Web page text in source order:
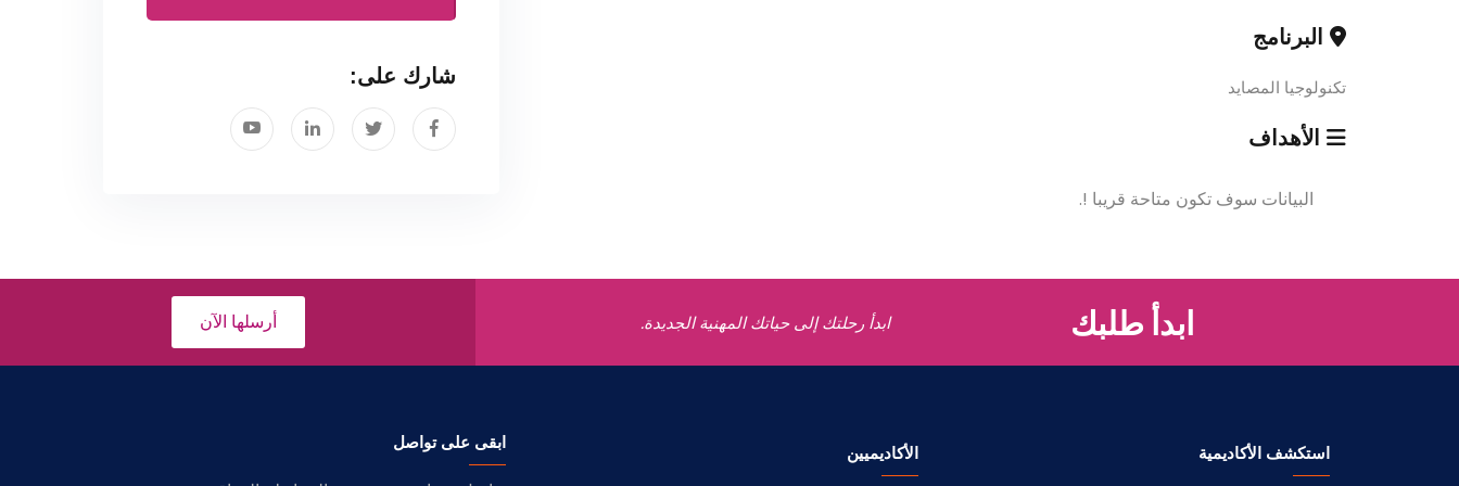
البرنامج
تكنولوجيا المصايد
الأهداف
البيانات سوف تكون متاحة قريبا !.
شارك على:
ابدأ طلبك ابدأ رحلتك إلى حياتك المهنية الجديدة. أرسلها الآن
استكشف الأكاديمية الأكاديميين
ابقى على تواصل